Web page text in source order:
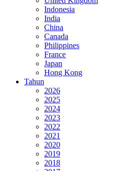
Indonesia
India
China
Canada
Philippines
France
Japan
Hong Kong
Tahun
2026
2025
2024
2023
2022
2021
2020
2019
2018